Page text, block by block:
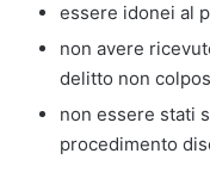
essere idonei al
non avere
delitto non
non essere stati
procedimento